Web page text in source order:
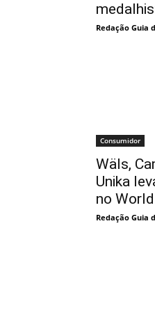
Redação Guia
Consumidor
Wäls,
Unika
no
Redação Guia